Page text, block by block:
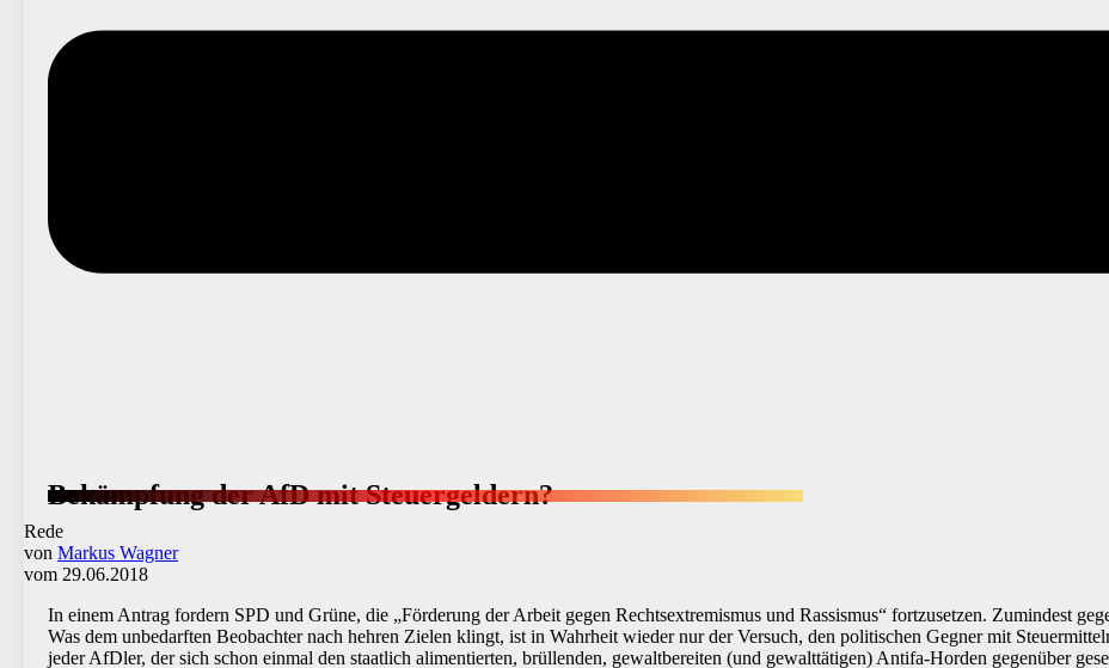
Bekämpfung der AfD mit Steuergeldern?
Rede
von Markus Wagner
vom 29.06.2018
In einem Antrag fordern SPD und Grüne, die „Förderung der Arbeit gegen Rechtsextremismus und Rassismus“ fortzusetzen. Zumindest
Was dem unbedarften Beobachter nach hehren Zielen klingt, ist in Wahrheit wieder nur der Versuch, den politischen Gegner mit
jeder AfDler, der sich schon einmal den staatlich alimentierten, brüllenden, gewaltbereiten (und gewalttätigen) Antifa-Horden gegenüber